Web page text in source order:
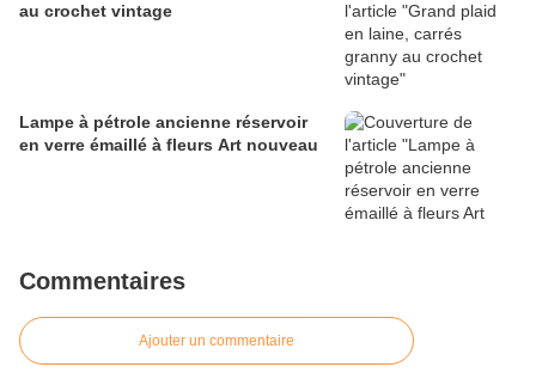
au crochet vintage
Lampe à pétrole ancienne réservoir
en verre émaillé à fleurs Art nouveau
Commentaires
Ajouter un commentaire